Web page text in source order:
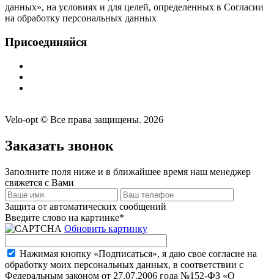
данных», на условиях и для целей, определенных в Согласии
на обработку персональных данных
Присоединяйся
Velo-opt © Все права защищены. 2026
Заказать звонок
Заполните поля ниже и в ближайшее время наш менеджер
свяжется с Вами
Защита от автоматических сообщений
Введите слово на картинке*
Обновить картинку
Нажимая кнопку «Подписаться», я даю свое согласие на
обработку моих персональных данных, в соответствии с
Федеральным законом от 27.07.2006 года №152-ФЗ «О